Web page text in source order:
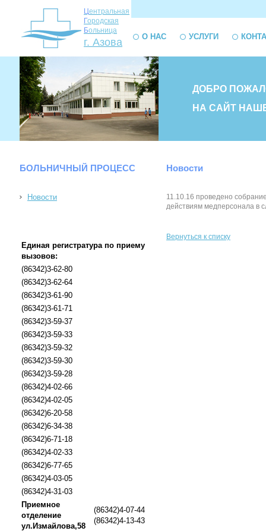
Центральная
Городская
Больница
г. Азова О НАС УСЛУГИ
ДОБРО
НА САЙТ
БОЛЬНИЧНЫЙ ПРОЦЕСС
Новости
Единая регистратура по приему
вызовов:
(86342)3-62-80
(86342)3-62-64
(86342)3-61-90
(86342)3-61-71
(86342)3-59-37
(86342)3-59-33
(86342)3-59-32
(86342)3-59-30
(86342)3-59-28
(86342)4-02-66
(86342)4-02-05
(86342)6-20-58
(86342)6-34-38
(86342)6-71-18
(86342)4-02-33
(86342)6-77-65
(86342)4-03-05
(86342)4-31-03
Приемное
отделение
ул.Измайлова,58
(86342)4-07-44
(86342)4-13-43
Новости
11.10.16 проведено
действиям медперсонала в
Вернуться к списку